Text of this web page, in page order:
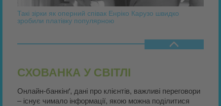
Такі зірки як оперний співак Енріко Карузо швидко
зробили платівку популярною
СХОВАНКА У СВІТЛІ
Онлайн-банкінґ, дані про клієнтів, важливі переговори
– існує чимало інформації, якою можна поділитися